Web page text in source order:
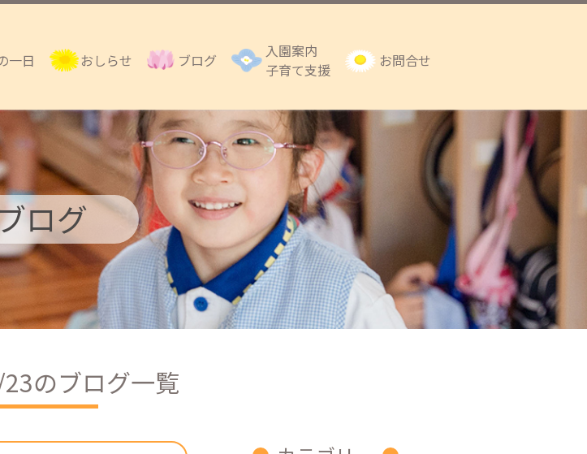
一日 おしらせ ブログ
入園案内
子育て支援
お問合せ
ログ
のブログ一覧